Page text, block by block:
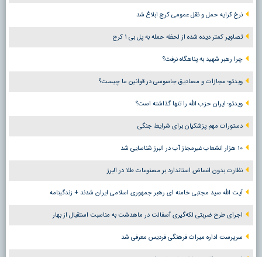
نرخ کرایه حمل و نقل عمومی کرج ابلاغ شد
تصاویر کمتر دیده شده از لحظه حمله به پل بی ۱ کرج
چرا رهبر شهید به پناهگاه نرفت؟
ویدئو؛ مجازات و مصادیق جاسوسی در قوانین ما چیست؟
ویدئو؛ ایران حزب الله را تنها گذاشته است؟
دستورات مهم پزشکیان برای شرایط جنگی
۱۰ هزار انشعاب غیرمجاز آب در البرز شناسایی شد
نظارت بدون اغماض استاندارد بر مصنوعات طلا در البرز
آیت الله سید مجتبی خامنه ای رهبر جمهوری اسلامی ایران شدند + زندگینامه
اجرای طرح ضربتی لکه‌گیری آسفالت در ماهدشت به مناسبت استقبال از بهار
سرپرست اداره میراث فرهنگی فردیس معرفی شد